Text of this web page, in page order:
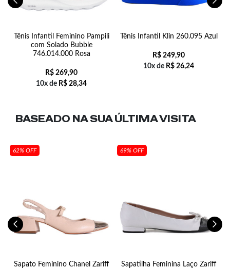
Tênis Infantil Feminino Pampili
com Solado Bubble
746.014.000 Rosa
R$ 269,90
10x de R$ 28,34
Tênis Infantil Klin 260.095 Azul
R$ 249,90
10x de R$ 26,24
BASEADO NA SUAÚLTIMA VISITA
62% OFF
Sapato Feminino Chanel Zariff
69% OFF
Sapatilha Feminina Laço Zariff